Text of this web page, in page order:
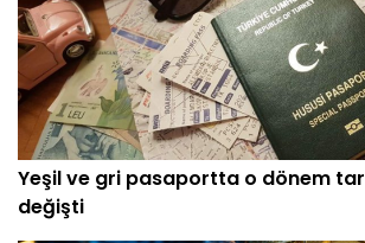
Yeşil ve gri pasaportta o dönem
değişti